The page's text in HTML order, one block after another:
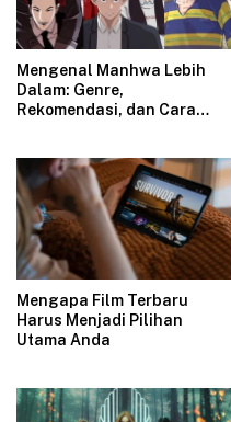
Mengenal Manhwa Lebih
Dalam: Genre,
Rekomendasi, dan Cara
Mengapa Film Terbaru
Harus Menjadi Pilihan
Utama Anda